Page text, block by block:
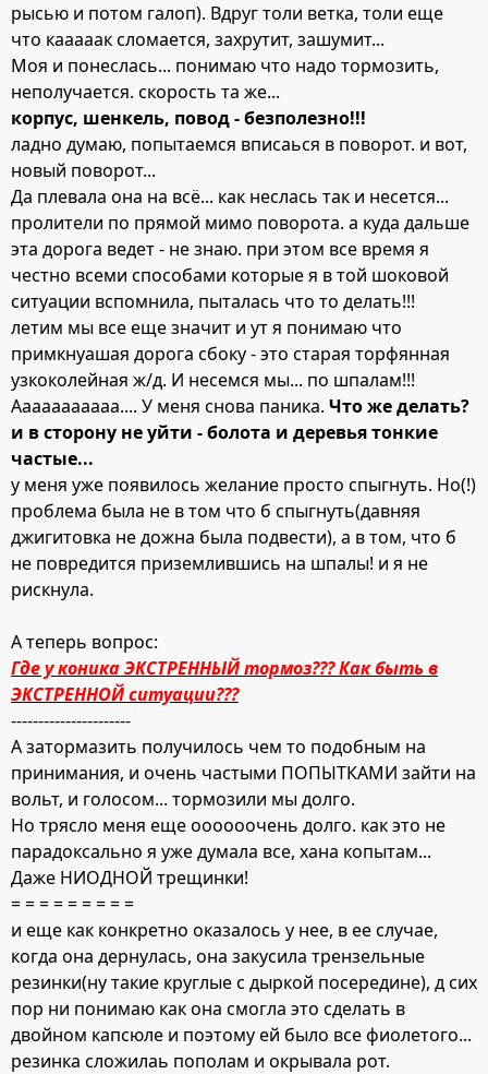
рысью и потом галоп). Вдруг толи ветка, толи еще
что кааааак сломается, захрутит, зашумит...
Моя и понеслась... понимаю что надо тормозить,
неполучается. скорость та же...
корпус, шенкель, повод - безполезно!!!
ладно думаю, попытаемся вписаься в поворот. и вот,
новый поворот...
Да плевала она на всё... как неслась так и несется...
пролители по прямой мимо поворота. а куда дальше
эта дорога ведет - не знаю. при этом все время я
честно всеми способами которые я в той шоковой
ситуации вспомнила, пыталась что то делать!!!
летим мы все еще значит и ут я понимаю что
примкнуашая дорога сбоку - это старая торфянная
узкоколейная ж/д. И несемся мы... по шпалам!!!
Ааааааааааа.... У меня снова паника. Что же делать?
и в сторону не уйти - болота и деревья тонкие
частые...
у меня уже появилось желание просто спыгнуть. Но(!)
проблема была не в том что б спыгнуть(давняя
джигитовка не дожна была подвести), а в том, что б
не повредится приземлившись на шпалы! и я не
рискнула.
А теперь вопрос:
Где у коника ЭКСТРЕННЫЙ тормоз??? Как быть в
ЭКСТРЕННОЙ ситуации???
----------------------
А затормазить получилось чем то подобным на
принимания, и очень частыми ПОПЫТКАМИ зайти на
вольт, и голосом... тормозили мы долго.
Но трясло меня еще оооооочень долго. как это не
парадоксально я уже думала все, хана копытам...
Даже НИОДНОЙ трещинки!
= = = = = = = = =
и еще как конкретно оказалось у нее, в ее случае,
когда она дернулась, она закусила трензельные
резинки(ну такие круглые с дыркой посередине), д сих
пор ни понимаю как она смогла это сделать в
двойном капсюле и поэтому ей было все фиолетого...
резинка сложилаь пополам и окрывала рот.